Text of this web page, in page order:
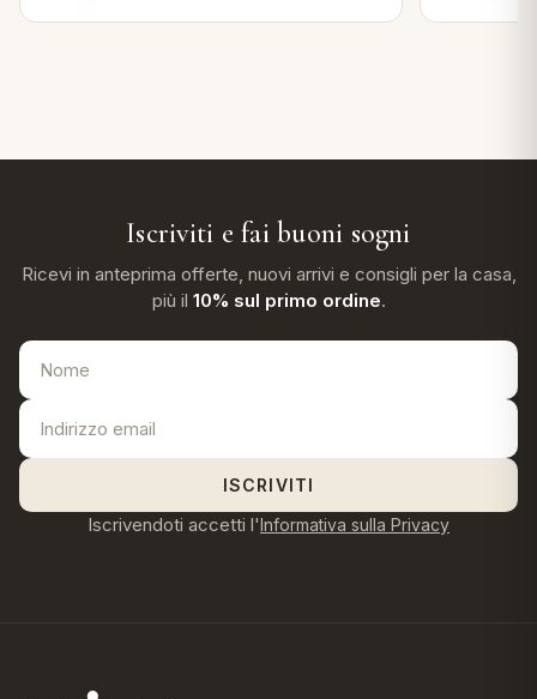
Iscriviti e fai buoni sogni
Ricevi in anteprima offerte, nuovi arrivi e consigli per la casa,
più il 10% sul primo ordine.
ISCRIVITI
Iscrivendoti accetti l'Informativa sulla Privacy